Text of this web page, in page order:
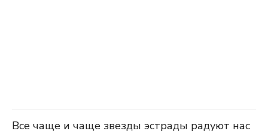
Все чаще и чаще звезды эстрады радуют нас